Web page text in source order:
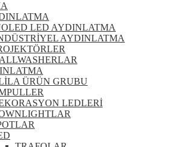
LED AYDINLATMA
AYDINLATMA
ÜRÜN GRUBU
LEDLERİ